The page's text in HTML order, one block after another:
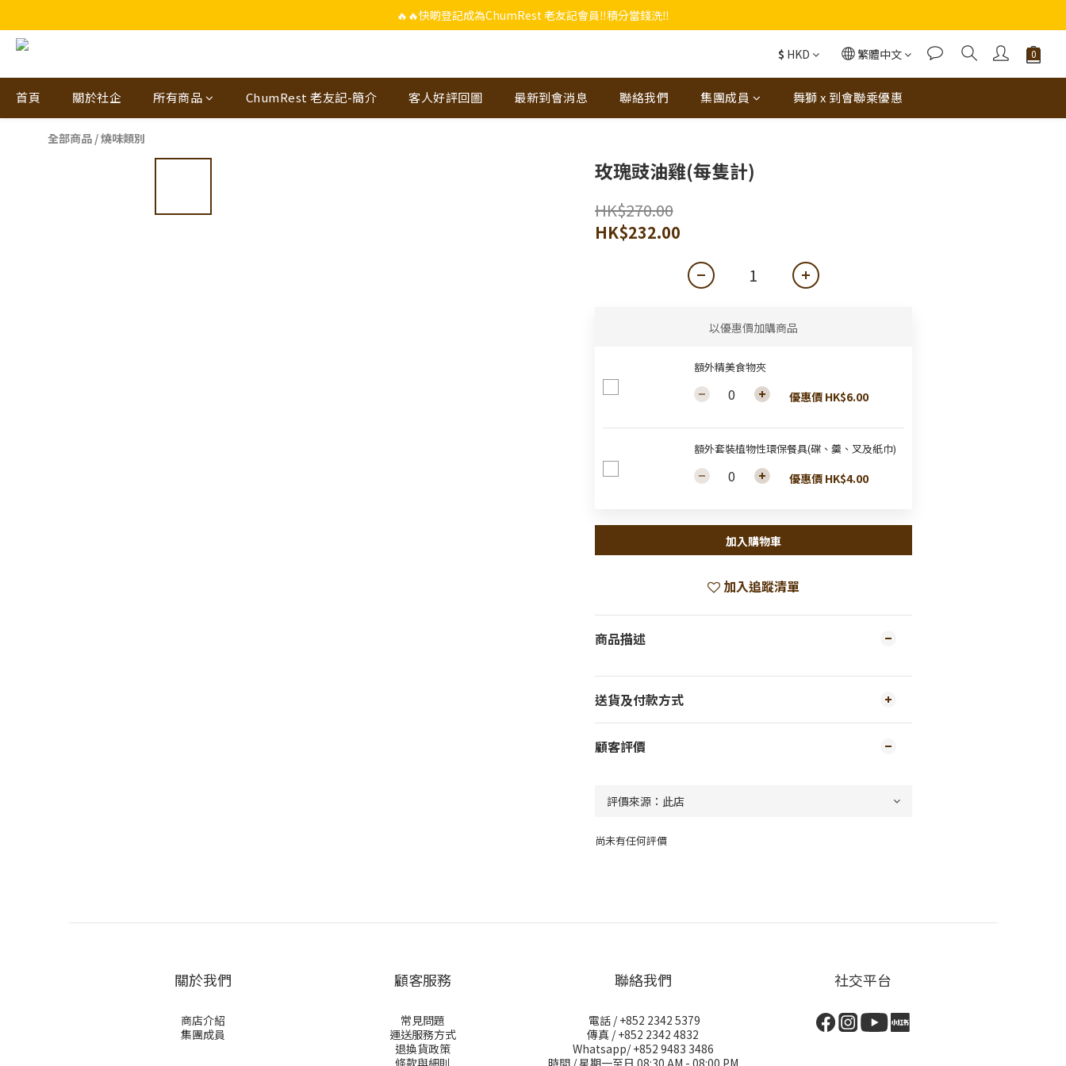
🔥🔥快啲登記成為ChumRest 老友記會員‼️積分當錢洗‼️
🔥🔥快啲登記成為ChumRest 老友記會員‼️積分當錢洗‼️
🎁🤩🤩超值優惠：網上下單選用~(銀行轉帳／FPS)為付款方式，滿$988 即可免費獲贈手工紫蘇雞皮蝦（6串）價值$288‼️
🔥🔥快啲登記成為ChumRest 老友記會員‼️積分當錢洗‼️
$ HKD 繁體中文
首頁 關於社企 所有商品 ChumRest 老友記-簡介 客人好評回圖 最新到會消息 聯絡我們 集團成員 舞獅 x 到會聯乘優惠
全部商品 /燒味類別
玫瑰豉油雞(每隻計)
HK$270.00
HK$232.00
以優惠價加購商品
額外精美食物夾
優惠價 HK$6.00
額外套裝植物性環保餐具(碟、羹、叉及紙巾)
優惠價 HK$4.00
加入購物車
加入追蹤清單
商品描述
送貨及付款方式
顧客評價
尚未有任何評價
關於我們
商店介紹
集團成員
顧客服務
常見問題
運送服務方式
退換貨政策
條款與細則
聯絡我們
電話 / +852 2342 5379
傳真 / +852 2342 4832
Whatsapp/ +852 9483 3486
時間 / 星期一至日 08:30 AM - 08:00 PM
社交平台